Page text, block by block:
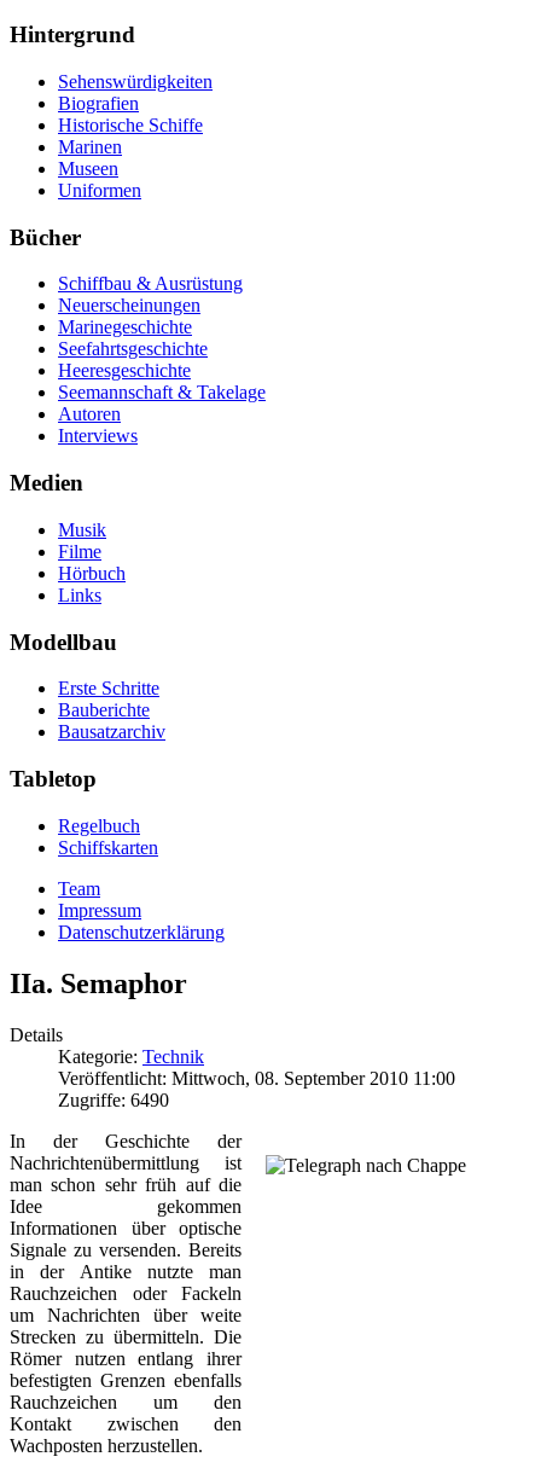
Hintergrund
Sehenswürdigkeiten
Biografien
Historische Schiffe
Marinen
Museen
Uniformen
Bücher
Schiffbau & Ausrüstung
Neuerscheinungen
Marinegeschichte
Seefahrtsgeschichte
Heeresgeschichte
Seemannschaft & Takelage
Autoren
Interviews
Medien
Musik
Filme
Hörbuch
Links
Modellbau
Erste Schritte
Bauberichte
Bausatzarchiv
Tabletop
Regelbuch
Schiffskarten
Team
Impressum
Datenschutzerklärung
IIa. Semaphor
Details
Kategorie: Technik
Veröffentlicht: Mittwoch, 08. September 2010 11:00
Zugriffe: 6490
In der Geschichte der
Nachrichtenübermittlung ist
man schon sehr früh auf die
Idee gekommen
Informationen über optische
Signale zu versenden. Bereits
in der Antike nutzte man
Rauchzeichen oder Fackeln
um Nachrichten über weite
Strecken zu übermitteln. Die
Römer nutzen entlang ihrer
befestigten Grenzen ebenfalls
Rauchzeichen um den
Kontakt zwischen den
Wachposten herzustellen.